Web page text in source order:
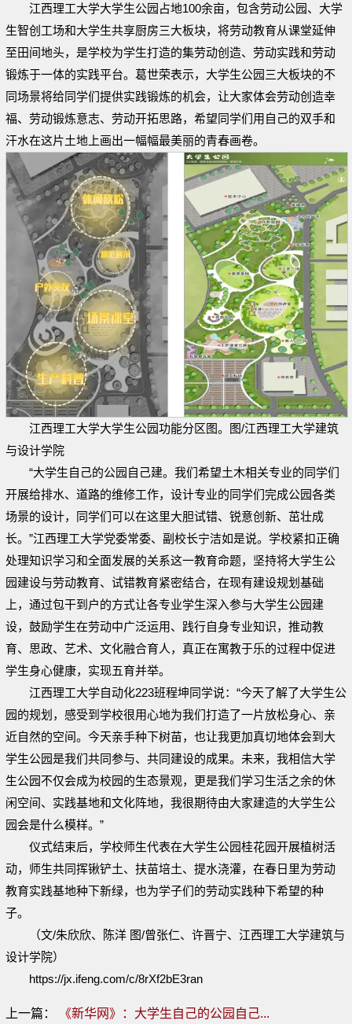
江西理工大学大学生公园占地100余亩，包含劳动公园、大学
生智创工场和大学生共享厨房三大板块，将劳动教育从课堂延伸
至田间地头，是学校为学生打造的集劳动创造、劳动实践和劳动
锻炼于一体的实践平台。葛世荣表示，大学生公园三大板块的不
同场景将给同学们提供实践锻炼的机会，让大家体会劳动创造幸
福、劳动锻炼意志、劳动开拓思路，希望同学们用自己的双手和
汗水在这片土地上画出一幅幅最美丽的青春画卷。
江西理工大学大学生公园功能分区图。图/江西理工大学建筑
与设计学院
“大学生自己的公园自己建。我们希望土木相关专业的同学们
开展给排水、道路的维修工作，设计专业的同学们完成公园各类
场景的设计，同学们可以在这里大胆试错、锐意创新、茁壮成
长。”江西理工大学党委常委、副校长宁洁如是说。学校紧扣正确
处理知识学习和全面发展的关系这一教育命题，坚持将大学生公
园建设与劳动教育、试错教育紧密结合，在现有建设规划基础
上，通过包干到户的方式让各专业学生深入参与大学生公园建
设，鼓励学生在劳动中广泛运用、践行自身专业知识，推动教
育、思政、艺术、文化融合育人，真正在寓教于乐的过程中促进
学生身心健康，实现五育并举。
江西理工大学自动化223班程坤同学说：“今天了解了大学生公
园的规划，感受到学校很用心地为我们打造了一片放松身心、亲
近自然的空间。今天亲手种下树苗，也让我更加真切地体会到大
学生公园是我们共同参与、共同建设的成果。未来，我相信大学
生公园不仅会成为校园的生态景观，更是我们学习生活之余的休
闲空间、实践基地和文化阵地，我很期待由大家建造的大学生公
园会是什么模样。”
仪式结束后，学校师生代表在大学生公园桂花园开展植树活
动，师生共同挥锹铲土、扶苗培土、提水浇灌，在春日里为劳动
教育实践基地种下新绿，也为学子们的劳动实践种下希望的种
子。
（文/朱欣欣、陈洋 图/曾张仁、许晋宁、江西理工大学建筑与
设计学院）
https://jx.ifeng.com/c/8rXf2bE3ran
上一篇： 《新华网》：大学生自己的公园自己...